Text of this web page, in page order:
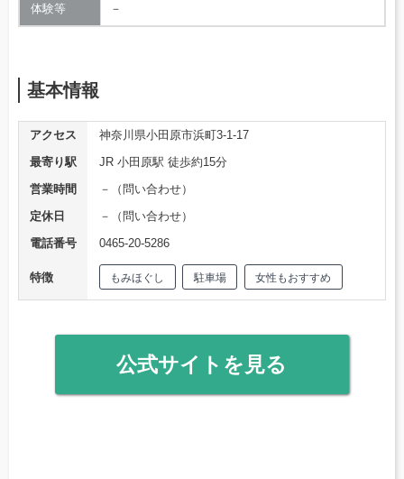
体験等 －
基本情報
アクセス
神奈川県小田原市浜町3-1-17
最寄り駅
JR 小田原駅 徒歩約15分
営業時間
－（問い合わせ）
定休日
－（問い合わせ）
電話番号
0465-20-5286
特徴 もみほぐし 駐車場 女性もおすすめ
公式サイトを見る